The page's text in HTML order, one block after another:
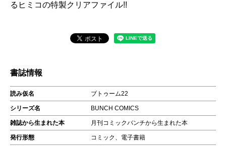
るヒミコの特製クリアファイル!!
書誌情報
読み仮名 ブトゥーム22
シリーズ名 BUNCH COMICS
雑誌から生まれた本 月刊コミックバンチから生まれた本
発行形態 コミック、電子書籍